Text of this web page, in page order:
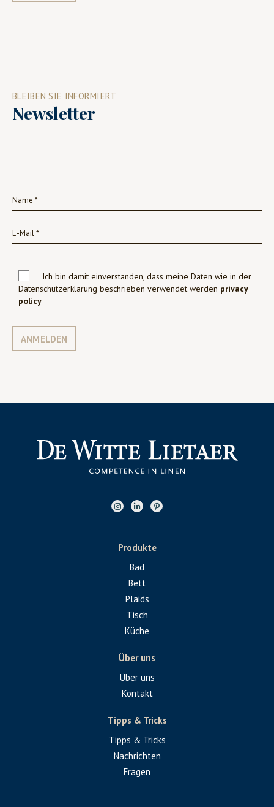
BLEIBEN SIE INFORMIERT
Newsletter
Ich bin damit einverstanden, dass meine Daten wie in der
Datenschutzerklärung beschrieben verwendet werden privacy
policy
ANMELDEN
Produkte
Bad
Bett
Plaids
Tisch
Küche
Über uns
Über uns
Kontakt
Tipps & Tricks
Tipps & Tricks
Nachrichten
Fragen